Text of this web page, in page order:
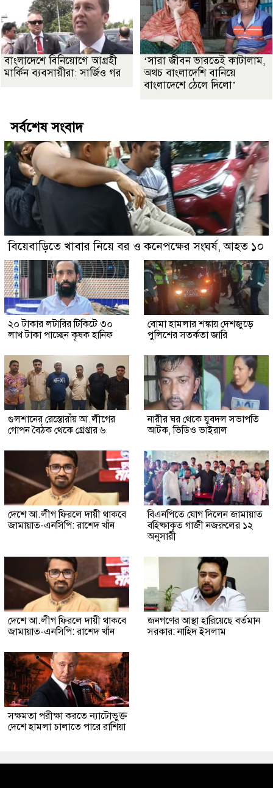
বাংলাদেশে বিনিয়োগে আগ্রহী
মার্কিন ব্যবসায়ীরা: সার্জিও গর
‘সারা জীবন ভারতেই কাটালাম,
অথচ বাংলাদেশি বানিয়ে
বাংলাদেশে ঠেলে দিলো’
সর্বশেষ সংবাদ
বিয়েবাড়িতে খাবার নিয়ে বর ও কনেপক্ষের সংঘর্ষ, আহত ১০
২০ টাকার লটারির টিকিটে ৩০
লাখ টাকা পাচ্ছেন কৃষক হানিফ
বোমা হামলার শঙ্কায় দেশজুড়ে
পুলিশের সতর্কতা জারি
গুলশানের রেস্তোরাঁয় আ.লীগের
গোপন বৈঠক থেকে গ্রেপ্তার ৬
নারীর ঘর থেকে যুবদল সভাপতি
আটক, ভিডিও ভাইরাল
দেশে আ.লীগ ফিরলে দায়ী থাকবে
জামায়াত-এনসিপি: রাশেদ খাঁন
বিএনপিতে যোগ দিলেন জামায়াত
বহিষ্কাকৃত গাজী নজরুলের ১২
অনুসারী
দেশে আ.লীগ ফিরলে দায়ী থাকবে
জামায়াত-এনসিপি: রাশেদ খাঁন
জনগণের আস্থা হারিয়েছে বর্তমান
সরকার: নাহিদ ইসলাম
সক্ষমতা পরীক্ষা করতে ন্যাটোভুক্ত
দেশে হামলা চালাতে পারে রাশিয়া